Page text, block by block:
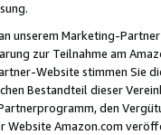
unserem Marketing-
zur Teilnahme am
Website stimmen Sie
Bestandteil dieser
den
Amazon.com